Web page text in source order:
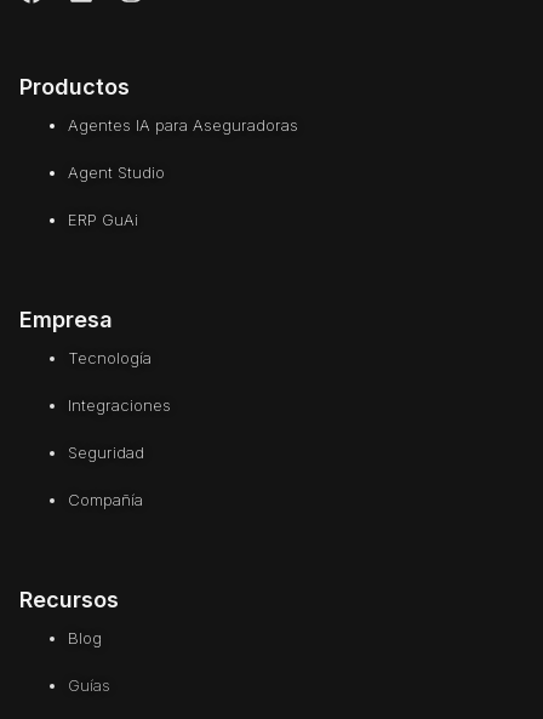
Productos
Agentes IA para Aseguradoras
Agent Studio
ERP GuAi
Empresa
Tecnología
Integraciones
Seguridad
Compañía
Recursos
Blog
Guías